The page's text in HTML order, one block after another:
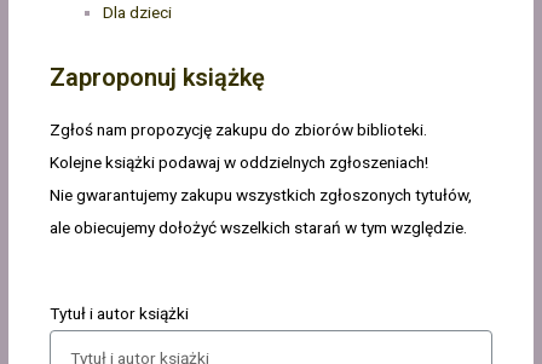
Dla dzieci
Zaproponuj książkę
Zgłoś nam propozycję zakupu do zbiorów biblioteki.
Kolejne książki podawaj w oddzielnych zgłoszeniach!
Nie gwarantujemy zakupu wszystkich zgłoszonych tytułów,
ale obiecujemy dołożyć wszelkich starań w tym względzie.
Tytuł i autor książki